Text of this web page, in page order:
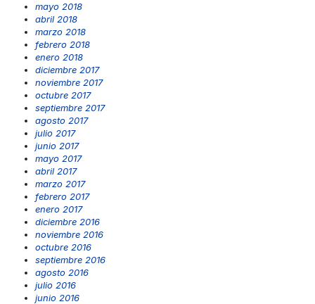
mayo 2018
abril 2018
marzo 2018
febrero 2018
enero 2018
diciembre 2017
noviembre 2017
octubre 2017
septiembre 2017
agosto 2017
julio 2017
junio 2017
mayo 2017
abril 2017
marzo 2017
febrero 2017
enero 2017
diciembre 2016
noviembre 2016
octubre 2016
septiembre 2016
agosto 2016
julio 2016
junio 2016